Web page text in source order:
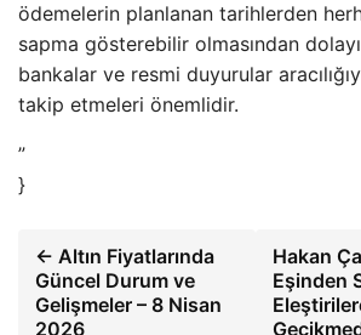
ödemelerin planlanan tarihlerden
sapma gösterebilir olmasından
bankalar ve resmi duyurular
takip etmeleri önemlidir.
”
}
← Altın Fiyatlarında
Güncel Durum ve
Gelişmeler – 8 Nisan
2026
Hakan
Eşinden